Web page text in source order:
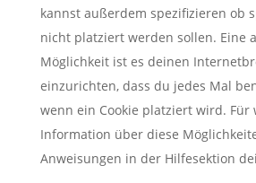
kannst außerdem spezifizieren ob
nicht platziert werden sollen. Eine
Möglichkeit ist es deinen
einzurichten, dass du jedes Mal
wenn ein Cookie platziert wird. Für
Information über diese
Anweisungen in der Hilfesektion